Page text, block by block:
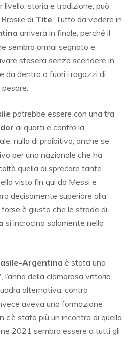
livello, storia e tradizione, può
di Tite. Tutto da vedere in
arriverà in finale, perché il
sembra ormai segnato e
stasera senza scendere in
da dentro o fuori i ragazzi di
potrebbe essere con una tra
ai quarti e contro la
nulla di proibitivo, anche se
per una nazionale che ha
quella di sprecare tante
visto fin qui da Messi e
decisamente superiore alla
è giusto che le strade di
si incrocino solamente nello
Argentina è stata una
della clamorosa vittoria
alternativa, contro
aveva una formazione
c’è stato più un incontro di quella
2021 sembra essere a tutti gli